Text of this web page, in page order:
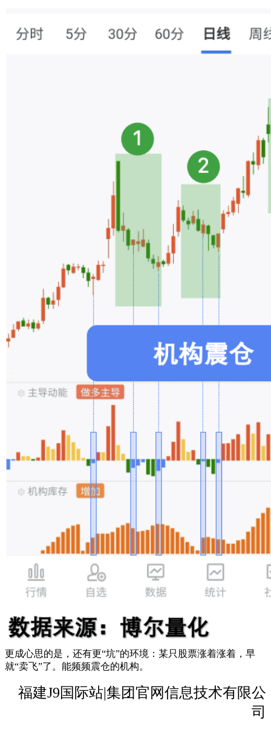
更成心思的是，还有更“坑”的环境：某只股票涨着涨着，早
就“卖飞”了。能频频震仓的机构。
福建J9国际站|集团官网信息技术有限公
司